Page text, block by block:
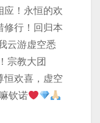
应！永恒的欢
修行！回归本
云游虚空悉
宗教大团
恒欢喜，虚空
钦诺